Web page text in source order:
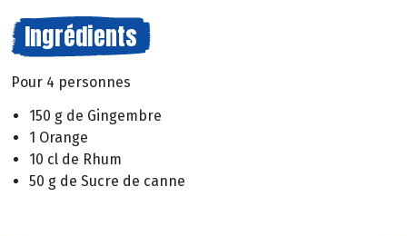
Ingrédients
Pour 4 personnes
150 g de Gingembre
1 Orange
10 cl de Rhum
50 g de Sucre de canne